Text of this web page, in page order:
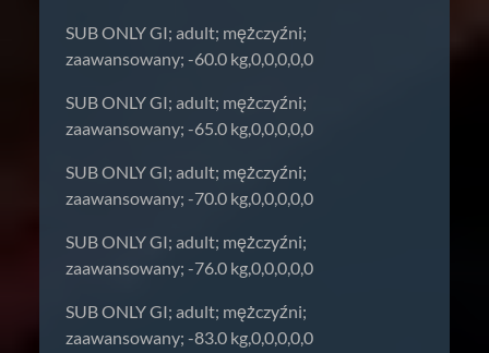
SUB ONLY GI; adult; mężczyźni;
zaawansowany; -60.0 kg,0,0,0,0,0
SUB ONLY GI; adult; mężczyźni;
zaawansowany; -65.0 kg,0,0,0,0,0
SUB ONLY GI; adult; mężczyźni;
zaawansowany; -70.0 kg,0,0,0,0,0
SUB ONLY GI; adult; mężczyźni;
zaawansowany; -76.0 kg,0,0,0,0,0
SUB ONLY GI; adult; mężczyźni;
zaawansowany; -83.0 kg,0,0,0,0,0